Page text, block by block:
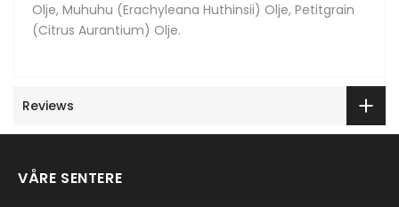
Olje, Muhuhu (Erachyleana Huthinsii) Olje, Petitgrain
(Citrus Aurantium) Olje.
Reviews
VÅRE SENTERE